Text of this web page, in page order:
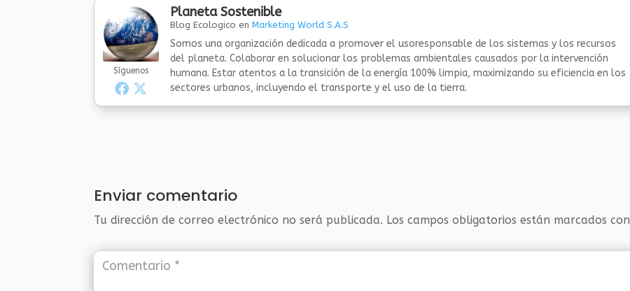
Síguenos
Planeta Sostenible
Blog Ecologico enMarketing World S.A.S
Somos una organización dedicada a promover el usoresponsable de los sistemas y los recursos
del planeta. Colaborar en solucionar los problemas ambientales causados por la intervención
humana. Estar atentos a la transición de la energía 100% limpia, maximizando su eficiencia en los
sectores urbanos, incluyendo el transporte y el uso de la tierra.
Enviar comentario
Tu dirección de correo electrónico no será publicada. Los campos obligatorios están marcados con